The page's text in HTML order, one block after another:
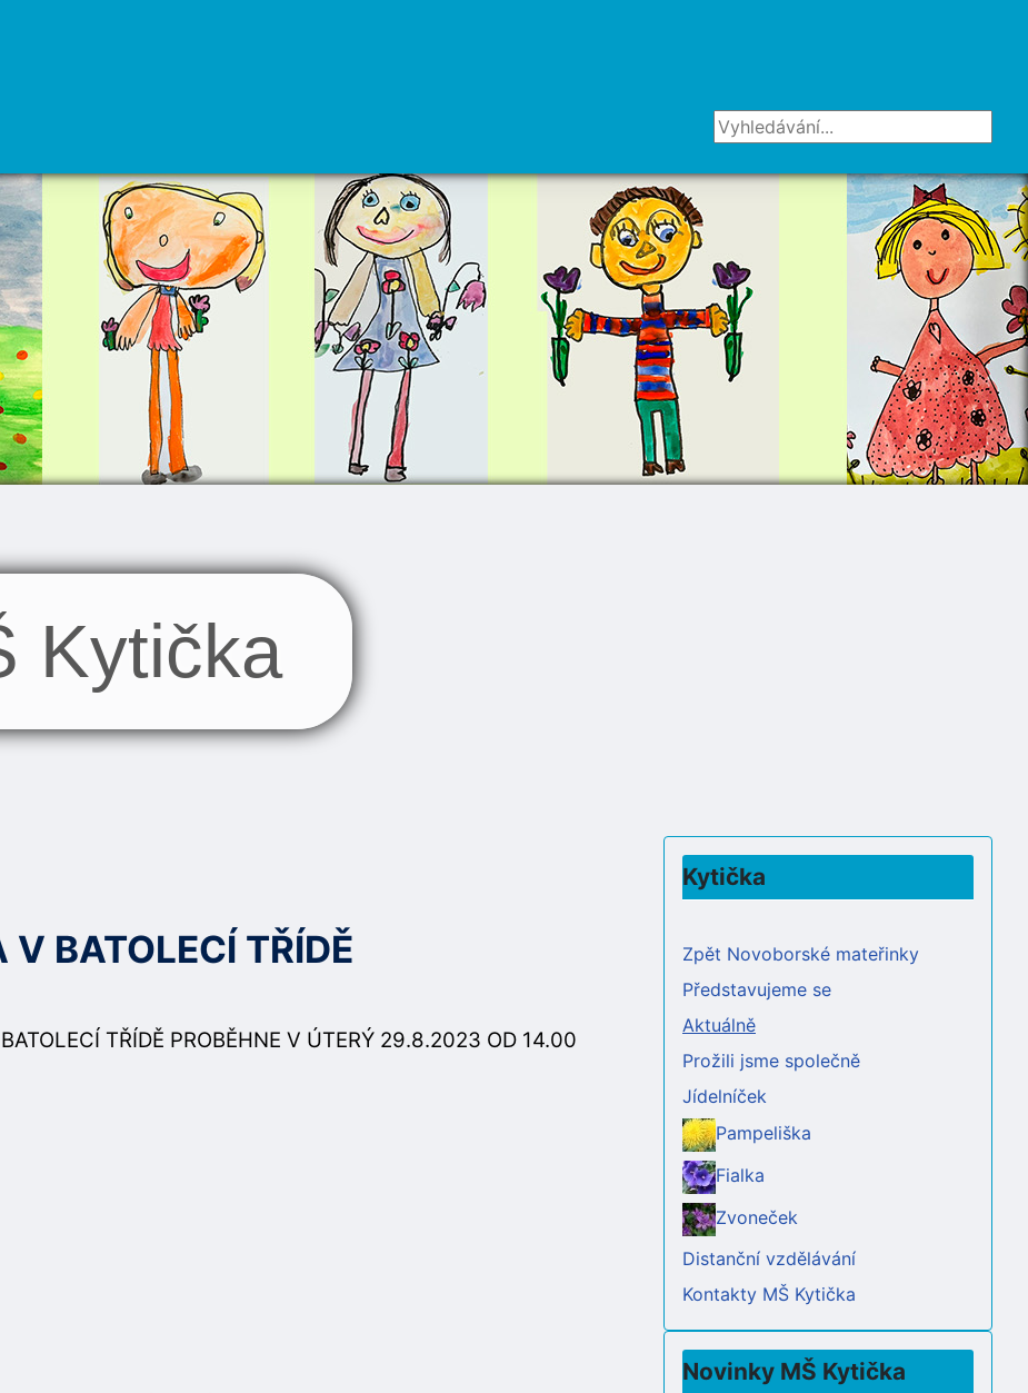
Vyhledávání...
Kytička
BATOLECÍ TŘÍDĚ
TŘÍDĚ PROBĚHNE V ÚTERÝ 29.8.2023 OD 14.00
Kytička
Zpět Novoborské mateřinky
Představujeme se
Aktuálně
Prožili jsme společně
Jídelníček
Pampeliška
Fialka
Zvoneček
Distanční vzdělávání
Kontakty MŠ Kytička
Novinky MŠ Kytička